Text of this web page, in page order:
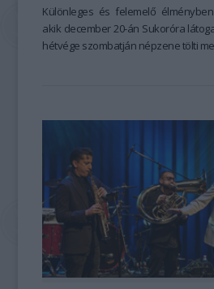
Különleges és felemelő
akik december 20-án Sukoróra
hétvége szombatján népzene tölti